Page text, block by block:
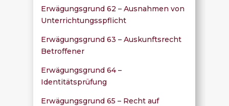
Erwägungsgrund 62 – Ausnahmen von
Unterrichtungsspflicht
Erwägungsgrund 63 – Auskunftsrecht
Betroffener
Erwägungsgrund 64 –
Identitätsprüfung
Erwägungsgrund 65 – Recht auf